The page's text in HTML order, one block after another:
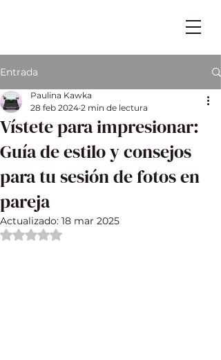
Entrada
Vístete para impresionar:
Guía de estilo y consejos
para tu sesión de fotos en
pareja
Paulina Kawka
28 feb 2024 2 min de lectura
Actualizado: 18 mar 2025
Obtuvo NaN de 5 estrellas.